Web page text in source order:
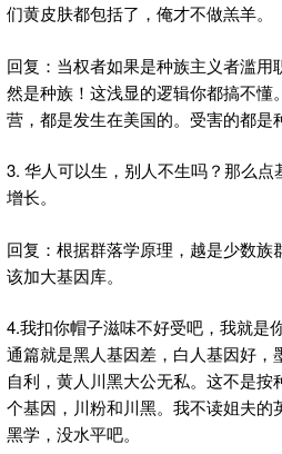
们黄皮肤都包括了，俺才不做羔羊。
回复：当权者如果是种族主义者滥用
然是种族！这浅显的逻辑你都搞不懂
营，都是发生在美国的。受害的都是
3. 华人可以生，别人不生吗？那么
增长。
回复：根据群落学原理，越是少数族
该加大基因库。
4.我扣你帽子滋味不好受吧，我就是
通篇就是黑人基因差，白人基因好
自利，黄人川黑大公无私。这不是
个基因，川粉和川黑。我不读姐夫
黑学，没水平吧。